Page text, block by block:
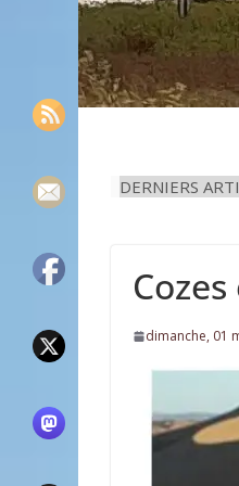
DERNIERS
dimanche, 01